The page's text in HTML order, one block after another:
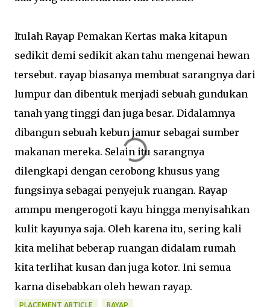
Itulah Rayap Pemakan Kertas maka kitapun
sedikit demi sedikit akan tahu mengenai hewan
tersebut. rayap biasanya membuat sarangnya dari
lumpur dan dibentuk menjadi sebuah gundukan
tanah yang tinggi dan juga besar. Didalamnya
dibangun sebuah kebun jamur sebagai sumber
makanan mereka. Selain itu sarangnya
dilengkapi dengan cerobong khusus yang
fungsinya sebagai penyejuk ruangan. Rayap
ammpu mengerogoti kayu hingga menyisahkan
kulit kayunya saja. Oleh karena itu, sering kali
kita melihat beberap ruangan didalam rumah
kita terlihat kusan dan juga kotor. Ini semua
karna disebabkan oleh hewan rayap.
PLACEMENT ARTICLE RAYAP